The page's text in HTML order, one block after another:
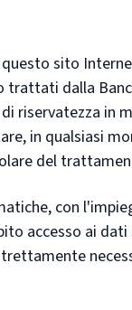
sito
trattati dalla
riservatezza in
in qualsiasi
del
con
accesso ai